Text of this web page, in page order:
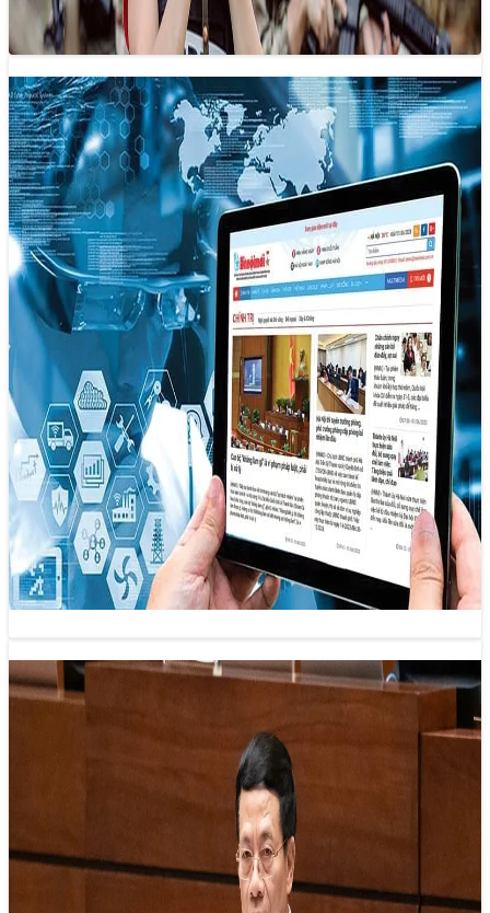
Điểm nghẽn trong kinh tế báo chí –
truyền thông Việt Nam
14/11/2024 15:19
Nền kinh tế báo chí – truyền thông Việt Nam đang đối diện
với nhiều điểm nghẽn kìm hãm sự phát triển, trong…